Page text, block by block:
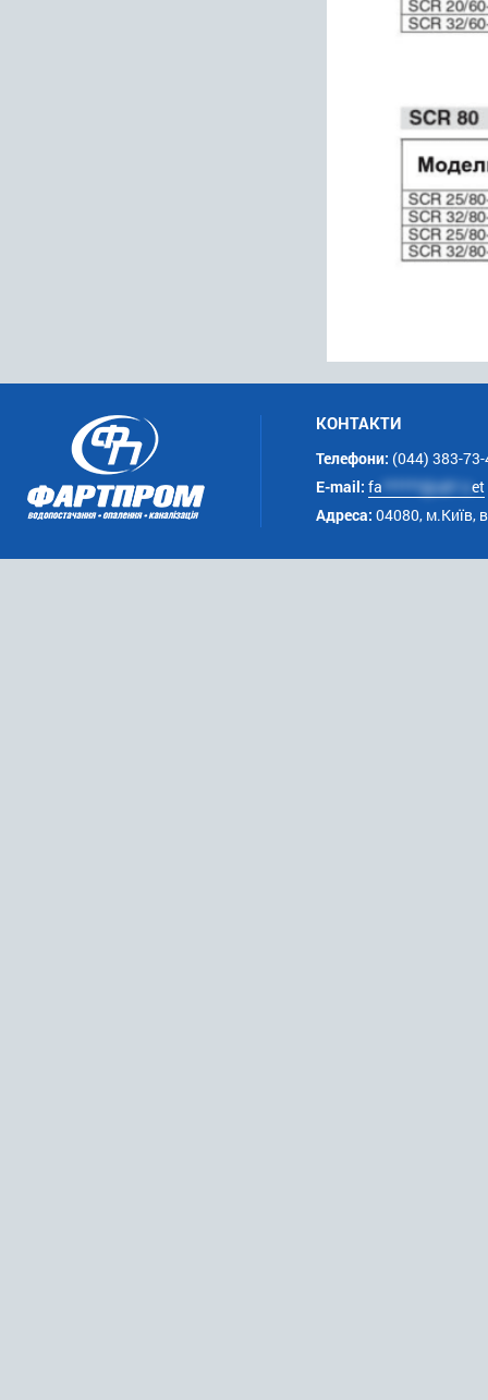
КОНТАКТИ
Телефони: (044) 383-
E-mail: fa ******@uk*.net
Адреса: 04080, м.Київ,